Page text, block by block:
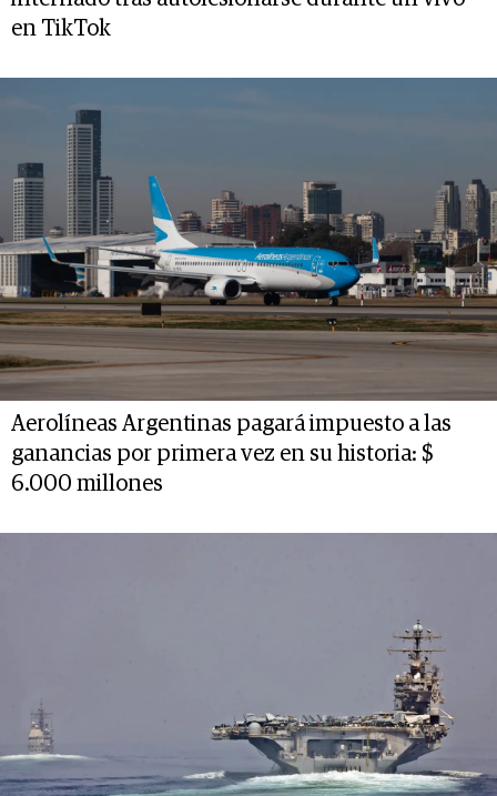
en TikTok
Aerolíneas Argentinas pagará impuesto a las
ganancias por primera vez en su historia: $
6.000 millones